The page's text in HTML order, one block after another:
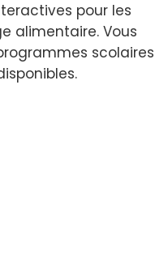
pour les
alimentaire. Vous
scolaires